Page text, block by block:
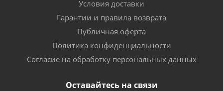
Условия доставки
Гарантии и правила возврата
Публичная оферта
Политика конфиденциальности
Согласие на обработку персональных данных
Оставайтесь на связи